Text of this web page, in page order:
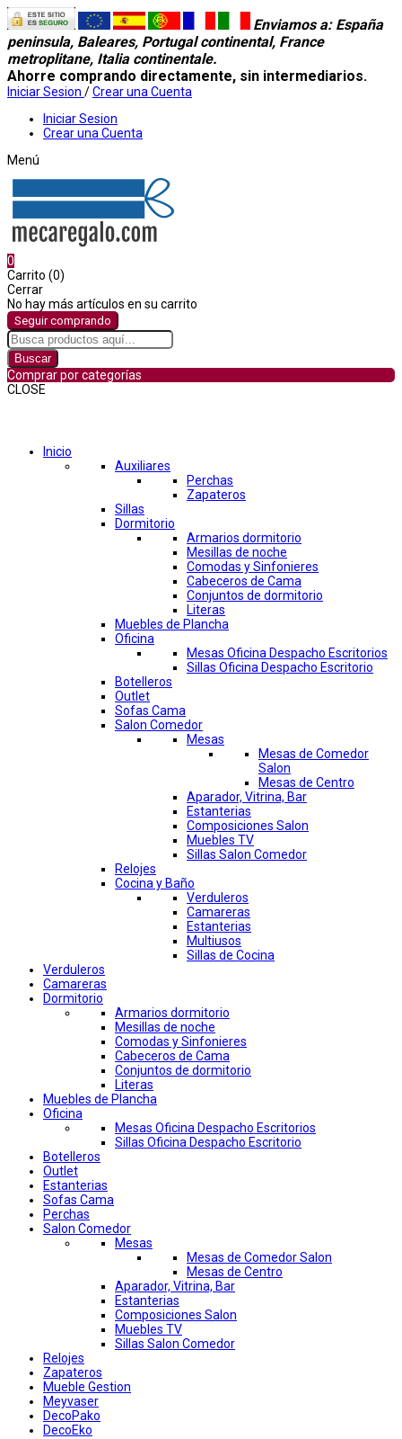
Enviamos a: España
peninsula, Baleares, Portugal continental, France
metroplitane, Italia continentale.
Ahorre comprando directamente, sin intermediarios.
Iniciar Sesion /Crear una Cuenta
Iniciar Sesion
Crear una Cuenta
Menú
0
Carrito (0)
Cerrar
No hay más artículos en su carrito
Seguir comprando
Buscar
Comprar por categorías
CLOSE
Inicio
Auxiliares
Perchas
Zapateros
Sillas
Dormitorio
Armarios dormitorio
Mesillas de noche
Comodas y Sinfonieres
Cabeceros de Cama
Conjuntos de dormitorio
Literas
Muebles de Plancha
Oficina
Mesas Oficina Despacho Escritorios
Sillas Oficina Despacho Escritorio
Botelleros
Outlet
Sofas Cama
Salon Comedor
Mesas
Mesas de Comedor
Salon
Mesas de Centro
Aparador, Vitrina, Bar
Estanterias
Composiciones Salon
Muebles TV
Sillas Salon Comedor
Relojes
Cocina y Baño
Verduleros
Camareras
Estanterias
Multiusos
Sillas de Cocina
Verduleros
Camareras
Dormitorio
Armarios dormitorio
Mesillas de noche
Comodas y Sinfonieres
Cabeceros de Cama
Conjuntos de dormitorio
Literas
Muebles de Plancha
Oficina
Mesas Oficina Despacho Escritorios
Sillas Oficina Despacho Escritorio
Botelleros
Outlet
Estanterias
Sofas Cama
Perchas
Salon Comedor
Mesas
Mesas de Comedor Salon
Mesas de Centro
Aparador, Vitrina, Bar
Estanterias
Composiciones Salon
Muebles TV
Sillas Salon Comedor
Relojes
Zapateros
Mueble Gestion
Meyvaser
DecoPako
DecoEko